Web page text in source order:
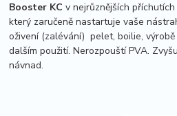
Booster KC v nejrůznějších příchutích
který zaručeně nastartuje vaše
oživení (zalévání) pelet, boilie,
dalším použití. Nerozpouští PVA.
návnad.